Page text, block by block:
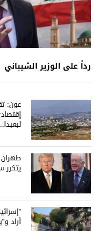
رداً على الوزير الشيباني
عون:
يتكرر
أراد